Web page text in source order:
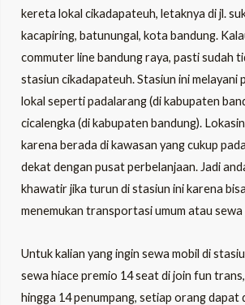
kereta lokal cikadapateuh, letaknya di jl.
kacapiring, batunungal, kota bandung.
commuter line bandung raya, pasti sudah
stasiun cikadapateuh. Stasiun ini melayani
lokal seperti padalarang (di kabupaten
cicalengka (di kabupaten bandung).
karena berada di kawasan yang cukup
dekat dengan pusat perbelanjaan. Jadi
khawatir jika turun di stasiun ini karena
menemukan transportasi umum atau sewa
Untuk kalian yang ingin sewa mobil di
sewa hiace premio 14 seat di join fun
hingga 14 penumpang, setiap orang dapat